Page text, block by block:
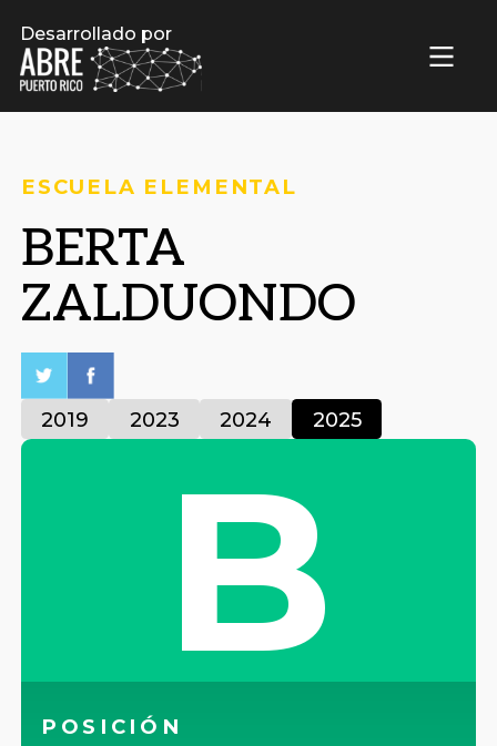
Desarrollado por
ESCUELA ELEMENTAL
BERTA
ZALDUONDO
2019 2023 2024 2025
B
POSICIÓN